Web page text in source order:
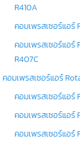
R410A
คอมเพรสเซอร์แอร์
คอมเพรสเซอร์แอร์
R407C
คอมเพรสเซอร์แอร์
คอมเพรสเซอร์แอร์
คอมเพรสเซอร์แอร์
คอมเพรสเซอร์แอร์